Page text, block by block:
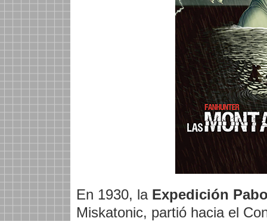
En 1930, la Expedición
Miskatonic, partió hacia el